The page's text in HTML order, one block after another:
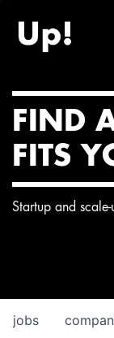
FIND
FITS
Startup and
jobs